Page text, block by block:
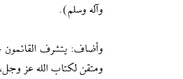
وآله وسلم).
وأضاف: يتشرف القائمون
ومتقن لكتاب الله عز وجل، لذا فنحن